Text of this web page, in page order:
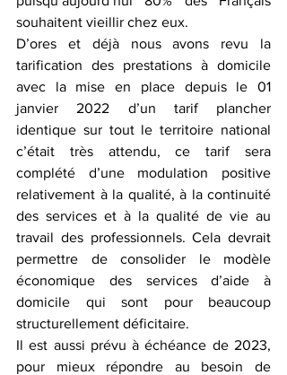
souhaitent vieillir chez eux.
D’ores et déjà nous avons revu la
tarification des prestations à domicile
avec la mise en place depuis le 01
janvier 2022 d’un tarif plancher
identique sur tout le territoire national
c’était très attendu, ce tarif sera
complété d’une modulation positive
relativement à la qualité, à la continuité
des services et à la qualité de vie au
travail des professionnels. Cela devrait
permettre de consolider le modèle
économique des services d’aide à
domicile qui sont pour beaucoup
structurellement déficitaire.
Il est aussi prévu à échéance de 2023,
pour mieux répondre au besoin de